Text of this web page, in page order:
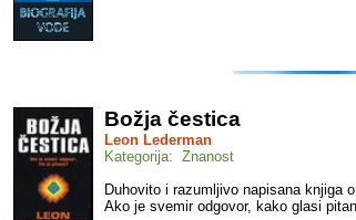
Božja čestica
Leon Lederman
Kategorija: Znanost
Duhovito i razumljivo napisana knjiga
Ako je svemir odgovor, kako glasi